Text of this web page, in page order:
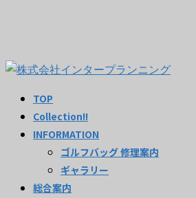
TOP
Collection!!
INFORMATION
ゴルフバッグ 修理案内
ギャラリー
総合案内